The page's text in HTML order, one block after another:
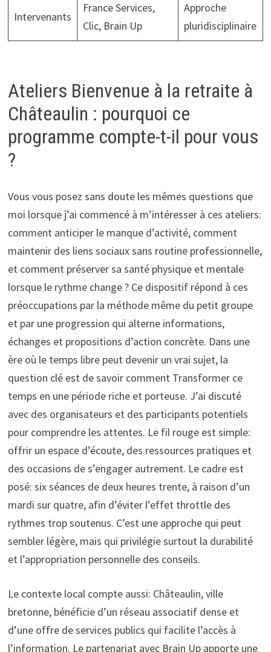
Intervenants
France Services,
Clic, Brain Up
Approche
pluridisciplinaire
Ateliers Bienvenue à la retraite à
Châteaulin : pourquoi ce
programme compte-t-il pour vous
?
Vous vous posez sans doute les mêmes questions que
moi lorsque j’ai commencé à m’intéresser à ces ateliers:
comment anticiper le manque d’activité, comment
maintenir des liens sociaux sans routine professionnelle,
et comment préserver sa santé physique et mentale
lorsque le rythme change ? Ce dispositif répond à ces
préoccupations par la méthode même du petit groupe
et par une progression qui alterne informations,
échanges et propositions d’action concrète. Dans une
ère où le temps libre peut devenir un vrai sujet, la
question clé est de savoir comment Transformer ce
temps en une période riche et porteuse. J’ai discuté
avec des organisateurs et des participants potentiels
pour comprendre les attentes. Le fil rouge est simple:
offrir un espace d’écoute, des ressources pratiques et
des occasions de s’engager autrement. Le cadre est
posé: six séances de deux heures trente, à raison d’un
mardi sur quatre, afin d’éviter l’effet throttle des
rythmes trop soutenus. C’est une approche qui peut
sembler légère, mais qui privilégie surtout la durabilité
et l’appropriation personnelle des conseils.
Le contexte local compte aussi: Châteaulin, ville
bretonne, bénéficie d’un réseau associatif dense et
d’une offre de services publics qui facilite l’accès à
l’information. Le partenariat avec Brain Up apporte une